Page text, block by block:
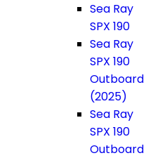
Sea Ray
SPX 190
Sea Ray
SPX 190
Outboard
(2025)
Sea Ray
SPX 190
Outboard